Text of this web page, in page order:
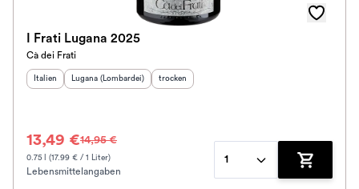
I Frati Lugana 2025
Cà dei Frati
Herkunftsland:
Italien Herkunftsregion:
Lugana (Lombardei) Geschmack
trocken
13,49 €14,95 €
0.75 l (17.99 € / 1 Liter)
Lebensmittelangaben
1
Zum